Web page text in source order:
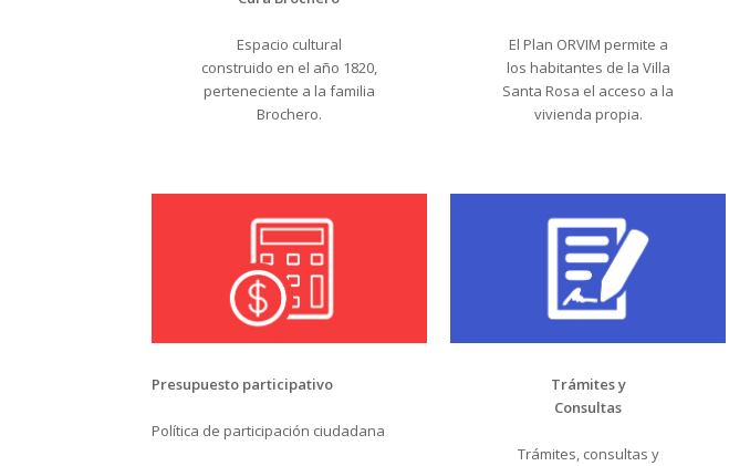
Espacio cultural
construido en el año 1820,
perteneciente a la familia
Brochero.
El Plan ORVIM permite a
los habitantes de la Villa
Santa Rosa el acceso a la
vivienda propia.
Presupuesto participativo
Política de participación ciudadana
Trámites y
Consultas
Trámites, consultas y